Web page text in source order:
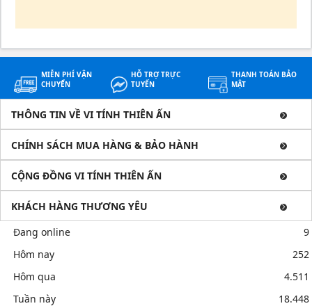
MIỄN PHÍ VẬN
CHUYỂN
HỖ TRỢ TRỰC
TUYẾN
THANH TOÁN BẢO
MẬT
THÔNG TIN VỀ VI TÍNH THIÊN ẤN
CHÍNH SÁCH MUA HÀNG & BẢO HÀNH
CỘNG ĐỒNG VI TÍNH THIÊN ẤN
KHÁCH HÀNG THƯƠNG YÊU
Đang online
9
Hôm nay
252
Hôm qua
4.511
Tuần này
18.448